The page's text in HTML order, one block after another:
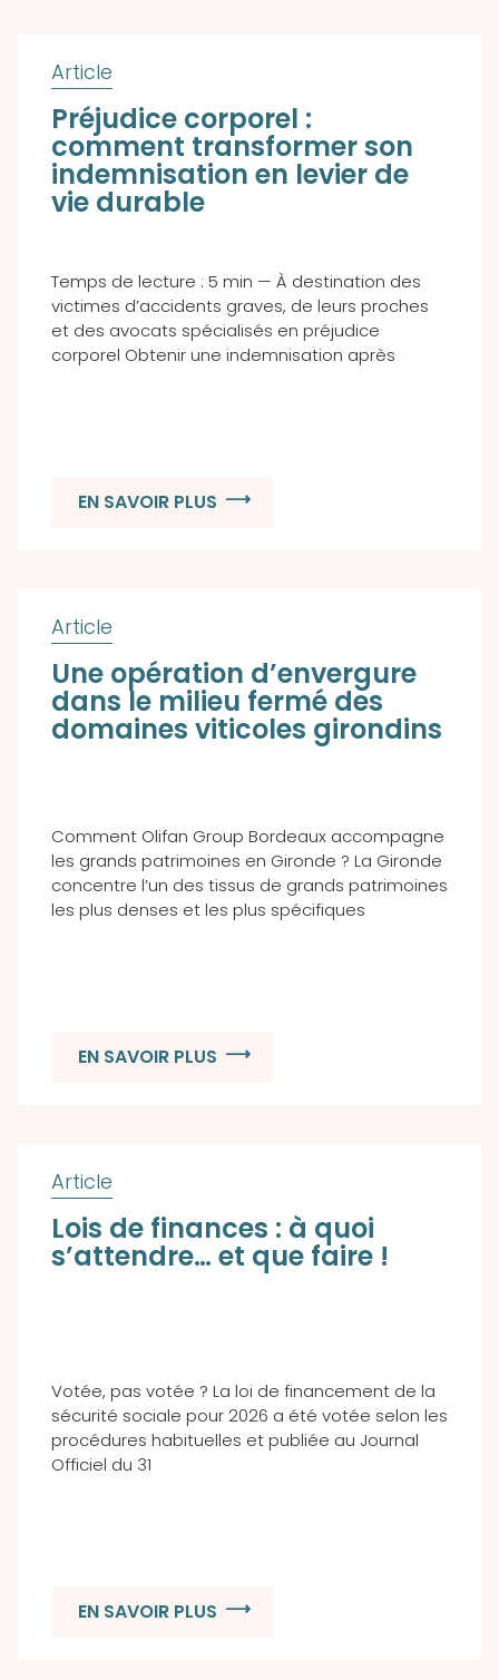
Préjudice corporel :
comment transformer son
indemnisation en levier de
vie durable
Temps de lecture : 5 min — À destination des
victimes d’accidents graves, de leurs proches
et des avocats spécialisés en préjudice
corporel Obtenir une indemnisation après
EN SAVOIR PLUS
Une opération d’envergure
dans le milieu fermé des
domaines viticoles girondins
Comment Olifan Group Bordeaux accompagne
les grands patrimoines en Gironde ? La Gironde
concentre l’un des tissus de grands patrimoines
les plus denses et les plus spécifiques
EN SAVOIR PLUS
Lois de finances : à quoi
s’attendre… et que faire !
Votée, pas votée ? La loi de financement de la
sécurité sociale pour 2026 a été votée selon les
procédures habituelles et publiée au Journal
Officiel du 31
EN SAVOIR PLUS